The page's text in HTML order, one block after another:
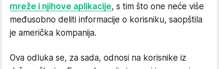
mreže i njihove aplikacije, s tim što one neće više
međusobno deliti informacije o korisniku, saopštila
je američka kompanija.
Ova odluka se, za sada, odnosi na korisnike iz